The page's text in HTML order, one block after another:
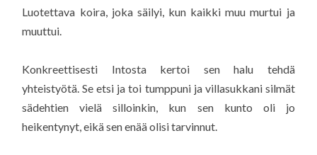
Luotettava koira, joka säilyi, kun kaikki muu murtui ja
muuttui.
Konkreettisesti Intosta kertoi sen halu tehdä
yhteistyötä. Se etsi ja toi tumppuni ja villasukkani silmät
sädehtien vielä silloinkin, kun sen kunto oli jo
heikentynyt, eikä sen enää olisi tarvinnut.